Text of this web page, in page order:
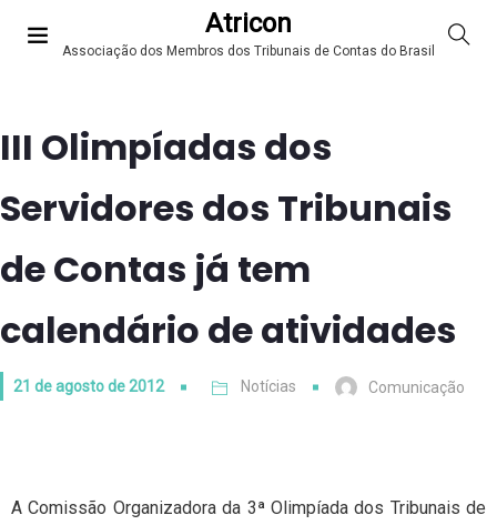
Atricon
Associação dos Membros dos Tribunais de Contas do Brasil
III Olimpíadas dos
Servidores dos Tribunais
de Contas já tem
calendário de atividades
21 de agosto de 2012 Notícias Comunicação
A Comissão Organizadora da 3ª Olimpíada dos Tribunais de